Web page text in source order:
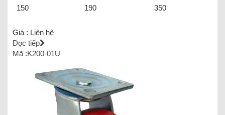
150 190 350
Giá : Liên hệ
Đọc tiếp
Mã :K200-01U